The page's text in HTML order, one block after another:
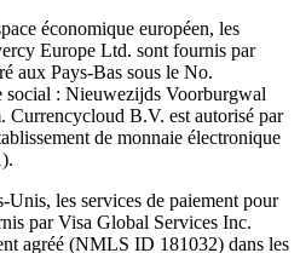
économique européen, les
Europe Ltd. sont fournis par
aux Pays-Bas sous le No.
social : Nieuwezijds Voorburgwal
Currencycloud B.V. est autorisé par
de monnaie électronique
Unis, les services de paiement pour
par Visa Global Services Inc.
agréé (NMLS ID 181032) dans les